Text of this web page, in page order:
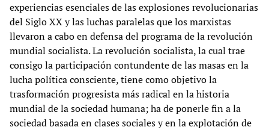
experiencias esenciales de las explosiones revolucionarias
del Siglo XX y las luchas paralelas que los marxistas
llevaron a cabo en defensa del programa de la revolución
mundial socialista. La revolución socialista, la cual trae
consigo la participación contundente de las masas en la
lucha política consciente, tiene como objetivo la
trasformación progresista más radical en la historia
mundial de la sociedad humana; ha de ponerle fin a la
sociedad basada en clases sociales y en la explotación de